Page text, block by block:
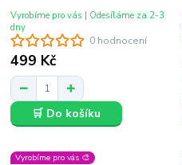
0 hodnocení
499 Kč
Vyrobíme pro vás | Odesíláme za 2-3
dny
🛒 Do košíku
Vyrobíme pro vás 🎨